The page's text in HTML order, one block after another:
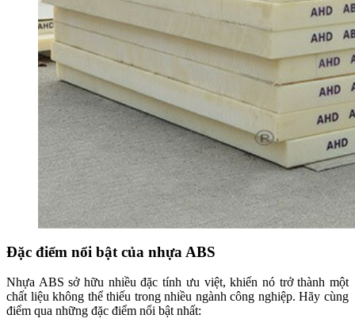
Đặc điểm nổi bật của nhựa ABS
Nhựa ABS sở hữu nhiều đặc tính ưu việt, khiến nó trở thành một
chất liệu không thể thiếu trong nhiều ngành công nghiệp. Hãy cùng
điểm qua những đặc điểm nổi bật nhất: